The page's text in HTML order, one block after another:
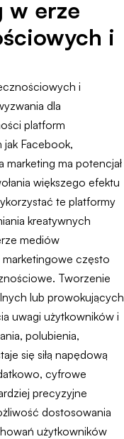
w erze
i
i
dla
platform
Facebook,
marketing ma potencjał
większego efektu
te platformy
kreatywnych
mediów
marketingowe często
Tworzenie
lub prowokujących
uwagi użytkowników i
polubienia,
się siłą napędową
cyfrowe
precyzyjne
dostosowania
użytkowników